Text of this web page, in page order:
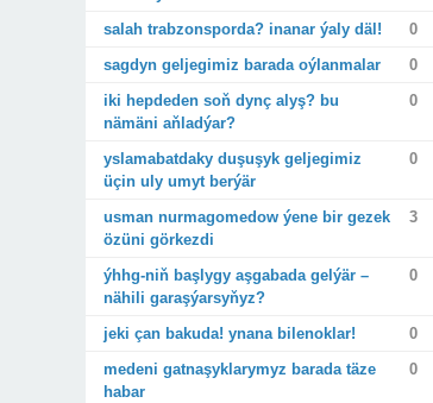
salah trabzonsporda? inanar ýaly däl!
0
sagdyn geljegimiz barada oýlanmalar
0
iki hepdeden soň dynç alyş? bu
nämäni aňladýar?
0
yslamabatdaky duşuşyk geljegimiz
üçin uly umyt berýär
0
usman nurmagomedow ýene bir gezek
özüni görkezdi
3
ýhhg-niň başlygy aşgabada gelýär –
nähili garaşýarsyňyz?
0
jeki çan bakuda! ynana bilenoklar!
0
medeni gatnaşyklarymyz barada täze
habar
0